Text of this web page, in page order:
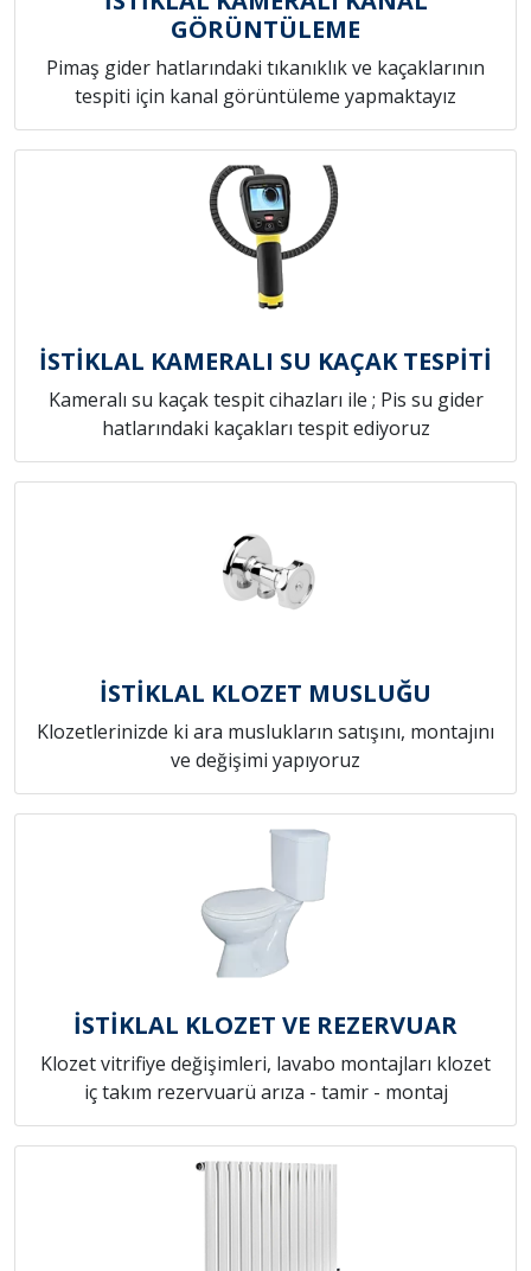
GÖRÜNTÜLEME
Pimaş gider hatlarındaki tıkanıklık ve kaçaklarının
tespiti için kanal görüntüleme yapmaktayız
İSTİKLAL KAMERALI SU KAÇAK TESPİTİ
Kameralı su kaçak tespit cihazları ile ; Pis su gider
hatlarındaki kaçakları tespit ediyoruz
İSTİKLAL KLOZET MUSLUĞU
Klozetlerinizde ki ara muslukların satışını, montajını
ve değişimi yapıyoruz
İSTİKLAL KLOZET VE REZERVUAR
Klozet vitrifiye değişimleri, lavabo montajları klozet
iç takım rezervuarü arıza - tamir - montaj